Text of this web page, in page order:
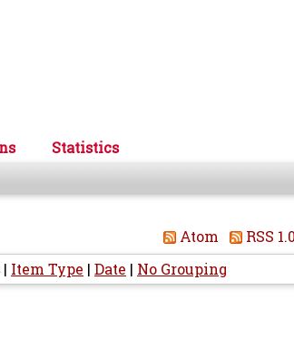
Statistics
Atom RSS 1.0
| Item Type | Date | No Grouping